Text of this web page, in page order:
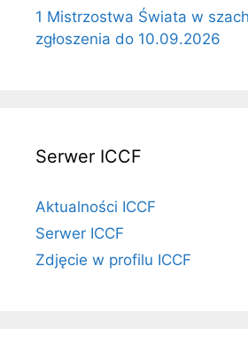
1 Mistrzostwa Świata w
zgłoszenia do 10.09.2026
Serwer ICCF
Aktualności ICCF
Serwer ICCF
Zdjęcie w profilu ICCF